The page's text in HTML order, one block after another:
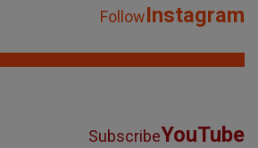
FollowInstagram
SubscribeYouTube